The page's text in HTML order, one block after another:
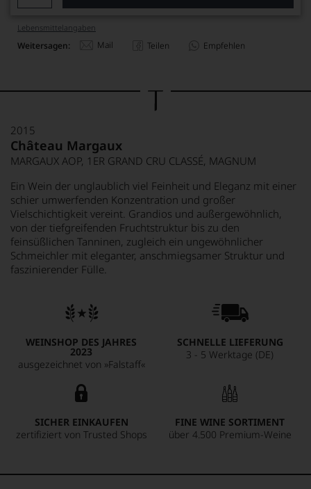
Lebensmittel­angaben
Weitersagen: Mail Teilen Empfehlen
2015
Château Margaux
MARGAUX AOP, 1ER GRAND CRU CLASSÉ, MAGNUM
Ein Wein der unglaublich viel Feinheit und Eleganz mit einer
schier umwerfenden Konzentration und großer
Vielschichtigkeit vereint. Grandios und außergewöhnlich,
von der tiefgreifenden Fruchtstruktur bis zu den
feinsüßlichen Tanninen, zugleich ein ungewöhnlicher
Schmeichler mit eleganter, anschmiegsamer Struktur und
faszinierender Fülle.
WEINSHOP DES JAHRES
2023
ausgezeichnet von »Falstaff«
SCHNELLE LIEFERUNG
3 - 5 Werktage (DE)
SICHER EINKAUFEN
zertifiziert von Trusted Shops
FINE WINE SORTIMENT
über 4.500 Premium-Weine